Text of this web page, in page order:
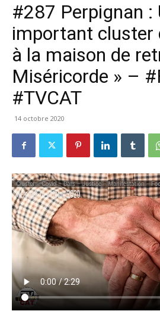
#287 Perpignan :
important cluster
à la maison de
Miséricorde » –
#TVCAT
14 octobre 2020